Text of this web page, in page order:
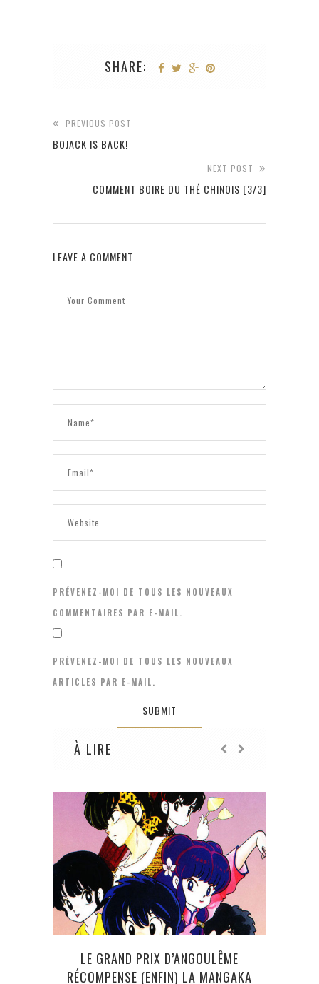
SHARE:
PREVIOUS POST
BOJACK IS BACK!
NEXT POST
COMMENT BOIRE DU THÉ CHINOIS [3/3]
LEAVE A COMMENT
PRÉVENEZ-MOI DE TOUS LES NOUVEAUX
COMMENTAIRES PAR E-MAIL.
PRÉVENEZ-MOI DE TOUS LES NOUVEAUX
ARTICLES PAR E-MAIL.
À LIRE
LE GRAND PRIX D’ANGOULÊME
RÉCOMPENSE (ENFIN) LA MANGAKA